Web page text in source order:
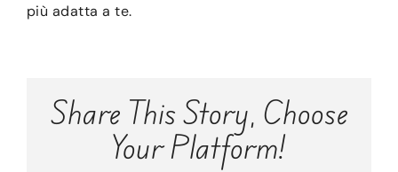
più adatta a te.
Share This Story, Choose
Your Platform!